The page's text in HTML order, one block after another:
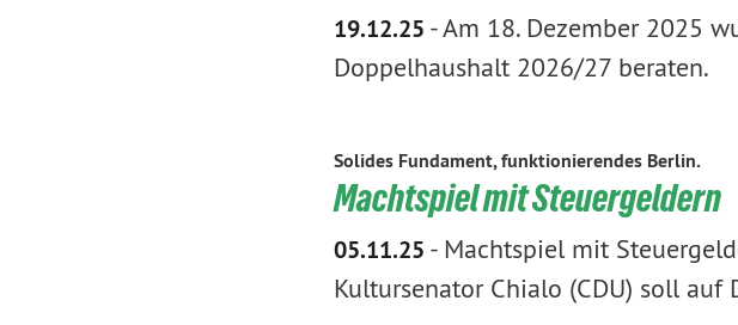
19.12.25 -Am 18. Dezember 2025
Doppelhaushalt 2026/27 beraten.
Solides Fundament, funktionierendes Berlin.
Machtspiel mit Steuergeldern
05.11.25 - Machtspiel mit
Kultursenator Chialo (CDU) soll auf